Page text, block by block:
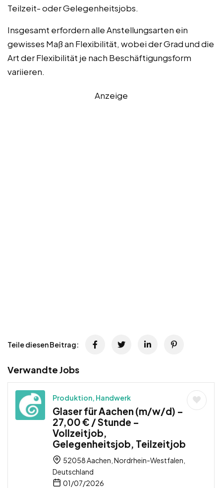
Teilzeit- oder Gelegenheitsjobs.
Insgesamt erfordern alle Anstellungsarten ein
gewisses Maß an Flexibilität, wobei der Grad und die
Art der Flexibilität je nach Beschäftigungsform
variieren.
Anzeige
Teile diesen Beitrag:
Verwandte Jobs
Produktion, Handwerk
Glaser für Aachen (m/w/d) –
27,00 € / Stunde –
Vollzeitjob,
Gelegenheitsjob, Teilzeitjob
52058 Aachen, Nordrhein-Westfalen,
Deutschland
01/07/2026